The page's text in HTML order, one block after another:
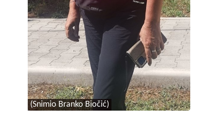
(Snimio Branko Biočić)